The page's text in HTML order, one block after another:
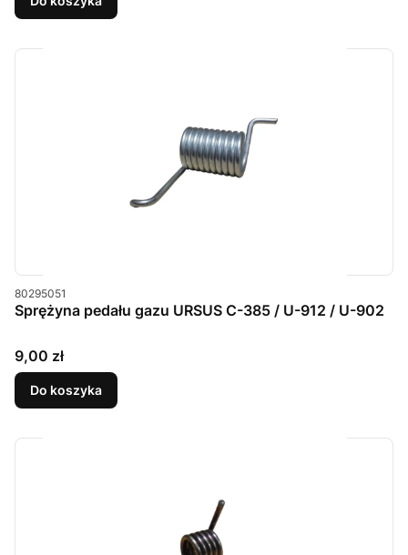
Kod produktu
80295051
Sprężyna pedału gazu URSUS C-385 / U-912 / U-902
Cena
9,00 zł
Do koszyka